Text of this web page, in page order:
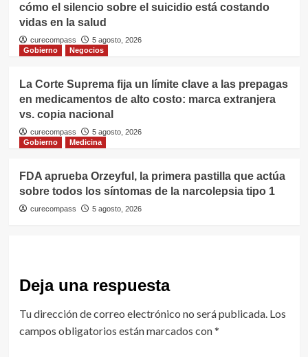
cómo el silencio sobre el suicidio está costando
vidas en la salud
curecompass
5 agosto, 2026
Gobierno
Negocios
La Corte Suprema fija un límite clave a las prepagas
en medicamentos de alto costo: marca extranjera
vs. copia nacional
curecompass
5 agosto, 2026
Gobierno
Medicina
FDA aprueba Orzeyful, la primera pastilla que actúa
sobre todos los síntomas de la narcolepsia tipo 1
curecompass 5 agosto, 2026
Deja una respuesta
Tu dirección de correo electrónico no será publicada. Los
campos obligatorios están marcados con*